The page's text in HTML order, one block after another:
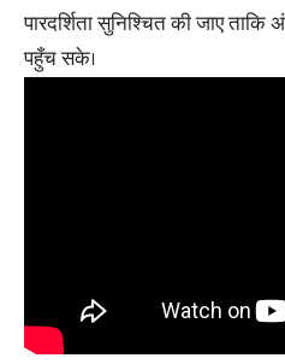
पारदर्शिता सुनिश्चित की जाए
पहुँच सके।